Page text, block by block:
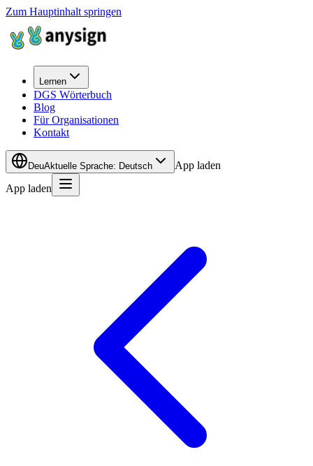
Zum Hauptinhalt springen
Lernen
DGS Wörterbuch
Blog
Für Organisationen
Kontakt
DeuAktuelle Sprache: Deutsch
App laden
App laden